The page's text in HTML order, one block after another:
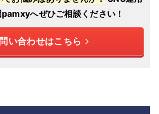
へぜひご相談ください！
い合わせはこちら